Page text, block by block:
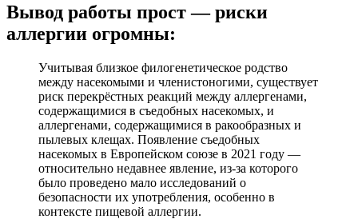
Вывод работы прост — риски
аллергии огромны:
Учитывая близкое филогенетическое родство
между насекомыми и членистоногими, существует
риск перекрёстных реакций между аллергенами,
содержащимися в съедобных насекомых, и
аллергенами, содержащимися в ракообразных и
пылевых клещах. Появление съедобных
насекомых в Европейском союзе в 2021 году —
относительно недавнее явление, из-за которого
было проведено мало исследований о
безопасности их употребления, особенно в
контексте пищевой аллергии.